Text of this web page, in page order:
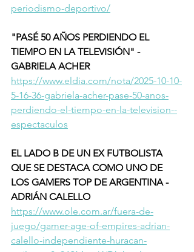
periodismo-deportivo/
"PASÉ 50 AÑOS PERDIENDO EL
TIEMPO EN LA TELEVISIÓN" -
GABRIELA ACHER
https://www.eldia.com/nota/2025-10-10-
5-16-36-gabriela-acher-pase-50-anos-
perdiendo-el-tiempo-en-la-television--
espectaculos
EL LADO B DE UN EX FUTBOLISTA
QUE SE DESTACA COMO UNO DE
LOS GAMERS TOP DE ARGENTINA -
ADRIÁN CALELLO
https://www.ole.com.ar/fuera-de-
juego/gamer-age-of-empires-adrian-
calello-independiente-huracan-